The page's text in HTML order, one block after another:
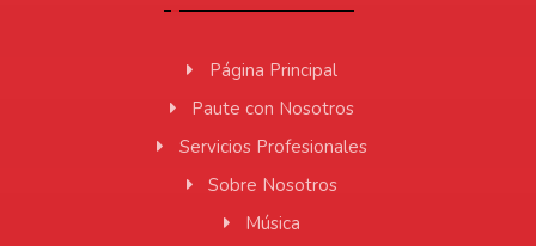
Página Principal
Paute con Nosotros
Servicios Profesionales
Sobre Nosotros
Música